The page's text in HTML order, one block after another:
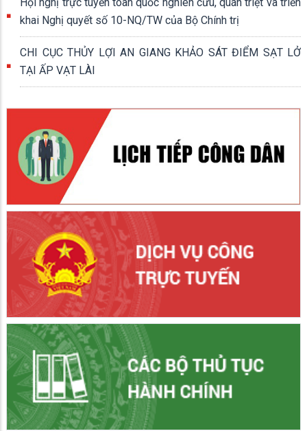
Hội nghị trực tuyến toàn quốc nghiên cứu, quán triệt và triển
khai Nghị quyết số 10-NQ/TW của Bộ Chính trị
CHI CỤC THỦY LỢI AN GIANG KHẢO SÁT ĐIỂM SẠT LỞ
TẠI ẤP VẠT LÀI